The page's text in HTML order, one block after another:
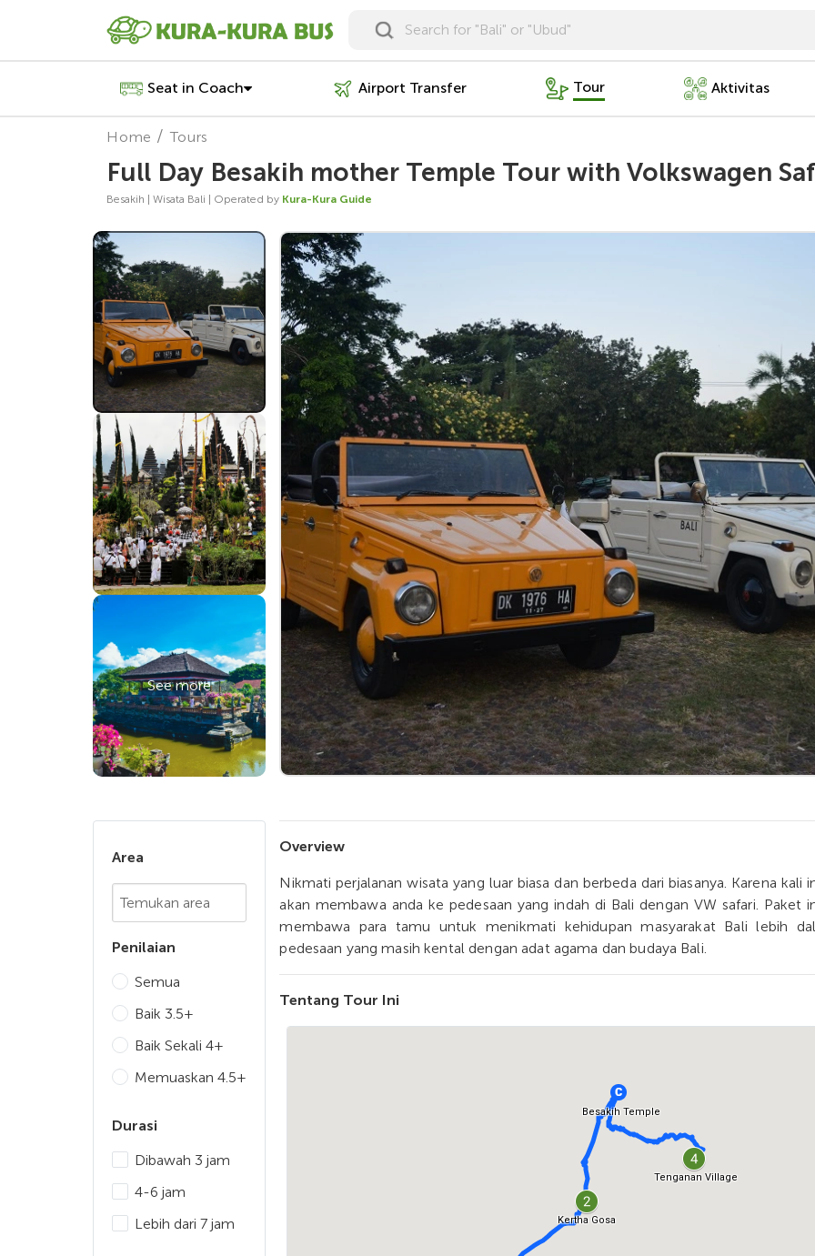
Seat in Coach Airport Transfer Tour Aktivitas
Home Tours
Full Day Besakih mother Temple Tour with Volkswagen
Besakih | Wisata Bali | Operated by Kura-Kura Guide
Area
Chosen Search
Penilaian
Semua
Baik 3.5+
Baik Sekali 4+
Memuaskan 4.5+
Durasi
Dibawah 3 jam
4-6 jam
Lebih dari 7 jam
Overview
Nikmati perjalanan wisata yang luar biasa dan berbeda dari biasanya. Karena kali
akan membawa anda ke pedesaan yang indah di Bali dengan VW safari. Paket
membawa para tamu untuk menikmati kehidupan masyarakat Bali lebih
pedesaan yang masih kental dengan adat agama dan budaya Bali.
Tentang Tour Ini